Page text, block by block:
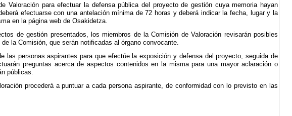
Valoración para efectuar la defensa pública del proyecto de gestión cuya memoria hayan
efectuarse con una antelación mínima de 72 horas y deberá indicar la fecha, lugar y la
en la página web de Osakidetza.
de gestión presentados, los miembros de la Comisión de Valoración revisarán posibles
la Comisión, que serán notificadas al órgano convocante.
las personas aspirantes para que efectúe la exposición y defensa del proyecto, seguida de
preguntas acerca de aspectos contenidos en la misma para una mayor aclaración o
públicas.
procederá a puntuar a cada persona aspirante, de conformidad con lo previsto en las